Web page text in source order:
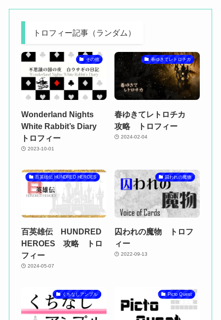
トロフィー記事（ランダム）
その他
Wonderland Nights
White Rabbit’s Diary
トロフィー
2023-10-01
春ゆきてレトロチカ
春ゆきてレトロチカ
攻略 トロフィー
2024-02-04
百英雄伝 HUNDRED HEROES
百英雄伝 HUNDRED
HEROES 攻略 トロ
フィー
2024-05-07
囚われの魔物
囚われの魔物 トロフ
ィー
2022-09-13
くちなしアンプル Picto Quest